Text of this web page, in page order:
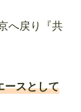
へ戻り『共
ースとして